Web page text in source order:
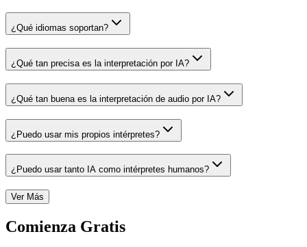
¿Qué idiomas soportan?
¿Qué tan precisa es la interpretación por IA?
¿Qué tan buena es la interpretación de audio por IA?
¿Puedo usar mis propios intérpretes?
¿Puedo usar tanto IA como intérpretes humanos?
Ver Más
Comienza Gratis